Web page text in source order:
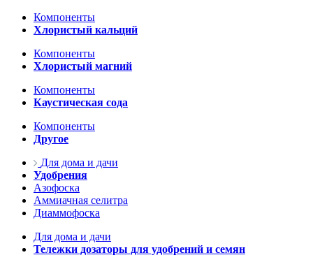
Компоненты
Хлористый кальций
Компоненты
Хлористый магний
Компоненты
Каустическая сода
Компоненты
Другое
Для дома и дачи
Удобрения
Азофоска
Аммиачная селитра
Диаммофоска
Для дома и дачи
Тележки дозаторы для удобрений и семян